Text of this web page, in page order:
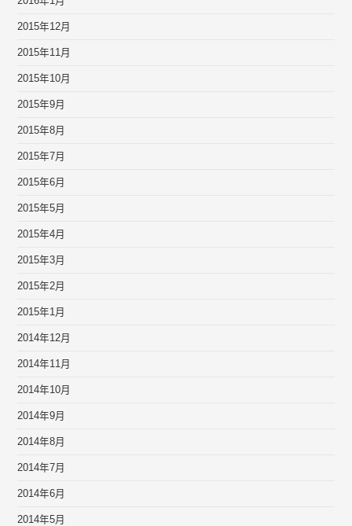
2015年12月
2015年11月
2015年10月
2015年9月
2015年8月
2015年7月
2015年6月
2015年5月
2015年4月
2015年3月
2015年2月
2015年1月
2014年12月
2014年11月
2014年10月
2014年9月
2014年8月
2014年7月
2014年6月
2014年5月